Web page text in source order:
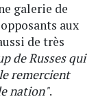
galerie de
aux
de très
de Russes qui
remercient
nation".